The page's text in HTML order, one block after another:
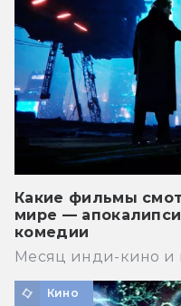
Какие фильмы
мире —
комедии
Месяц инди-кино и
Кино